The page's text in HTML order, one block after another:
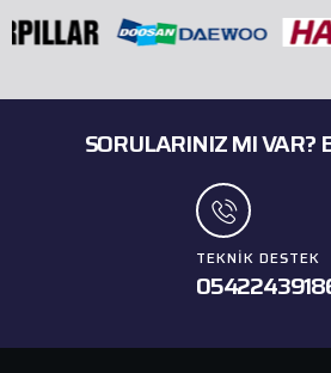
SORULARINIZ MI VAR?
TEKNIK DESTEK